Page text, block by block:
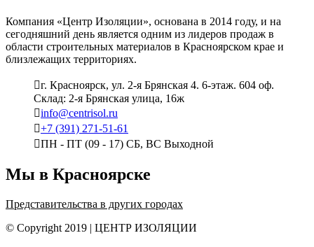
Компания «Центр Изоляции», основана в 2014 году, и на
сегодняшний день является одним из лидеров продаж в
области строительных материалов в Красноярском крае и
близлежащих территориях.
г. Красноярск, ул. 2-я Брянская 4. 6-этаж. 604 оф.
Склад: 2-я Брянская улица, 16ж
info@centrisol.ru
+7 (391) 271-51-61
ПН - ПТ (09 - 17) СБ, ВС Выходной
Мы в Красноярске
Представительства в других городах
© Copyright 2019 | ЦЕНТР ИЗОЛЯЦИИ